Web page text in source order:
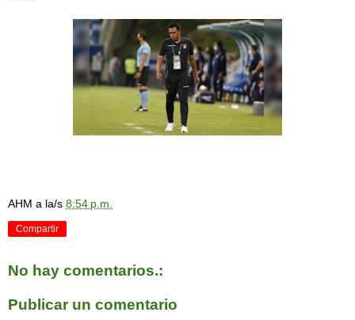
AHM a la/s 8:54 p.m.
Compartir
No hay comentarios.:
Publicar un comentario